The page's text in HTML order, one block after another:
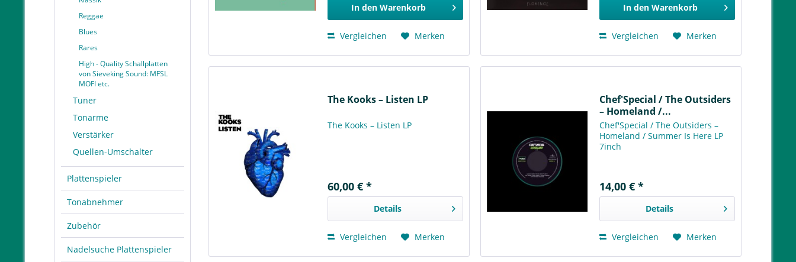
Reggae
Blues
Rares
High - Quality Schallplatten
von Sieveking Sound: MFSL
MOFI etc.
Tuner
Tonarme
Verstärker
Quellen-Umschalter
Plattenspieler
Tonabnehmer
Zubehör
Nadelsuche Plattenspieler
In den Warenkorb
Vergleichen Merken
In den Warenkorb
Vergleichen Merken
The Kooks ‎– Listen LP
The Kooks ‎– Listen LP
60,00 € *
Details
Vergleichen Merken
Chef'Special / The Outsiders
– Homeland /...
Chef'Special / The Outsiders –
Homeland / Summer Is Here LP
7inch
14,00 € *
Details
Vergleichen Merken